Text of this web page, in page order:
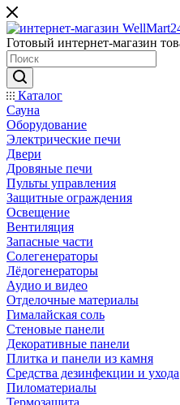
Готовый интернет-магазин
Каталог
Сауна
Оборудование
Электрические печи
Двери
Дровяные печи
Пульты управления
Защитные ограждения
Освещение
Вентиляция
Запасные части
Солегенераторы
Лёдогенераторы
Аудио и видео
Отделочные материалы
Гималайская соль
Стеновые панели
Декоративные панели
Плитка и панели из камня
Средства дезинфекции и ухода
Пиломатериалы
Термозащита